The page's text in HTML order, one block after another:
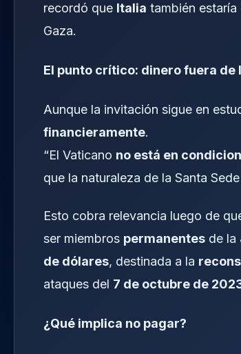
recordó que Italia también
Gaza.
El punto crítico: dinero fuera de
Aunque la invitación sigue en
financieramente.
“El Vaticano no está en
que la naturaleza de la Santa Sede
Esto cobra relevancia luego de
ser miembros permanentes de la
de dólares, destinada a la
ataques del 7 de octubre de
¿Qué implica no pagar?